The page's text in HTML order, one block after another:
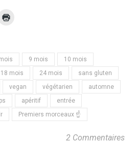
9 mois
10 mois
18 mois 24 mois
sans gluten
vegan végétarien
automne
apéritif
entrée
Premiers morceaux ☝️
2 Commentaires